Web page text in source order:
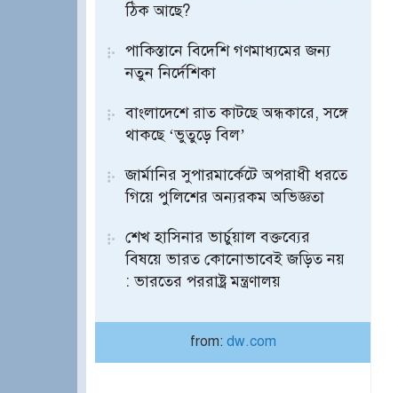
ঠিক আছে?
পাকিস্তানে বিদেশি গণমাধ্যমের জন্য
নতুন নির্দেশিকা
বাংলাদেশে রাত কাটছে অন্ধকারে, সঙ্গে
থাকছে ‘ভুতুড়ে বিল’
জার্মানির সুপারমার্কেটে অপরাধী ধরতে
গিয়ে পুলিশের অন্যরকম অভিজ্ঞতা
শেখ হাসিনার ভার্চুয়াল বক্তব্যের
বিষয়ে ভারত কোনোভাবেই জড়িত নয়
: ভারতের পররাষ্ট্র মন্ত্রণালয়
from: dw.com